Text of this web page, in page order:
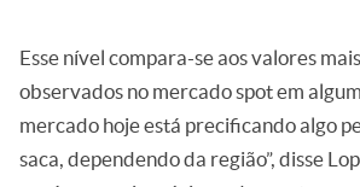
Esse nível compara-se aos valores
observados no mercado spot em
mercado hoje está precificando algo
saca, dependendo da região”, disse